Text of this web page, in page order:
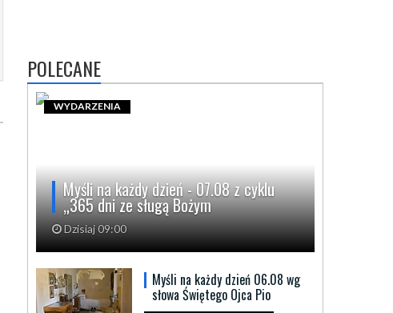
POLECANE
Myśli na każdy dzień - 07.08 z cyklu
„365 dni ze sługą Bożym
Dzisiaj 09:00
WYDARZENIA
Myśli na każdy dzień 06.08 wg
słowa Świętego Ojca Pio